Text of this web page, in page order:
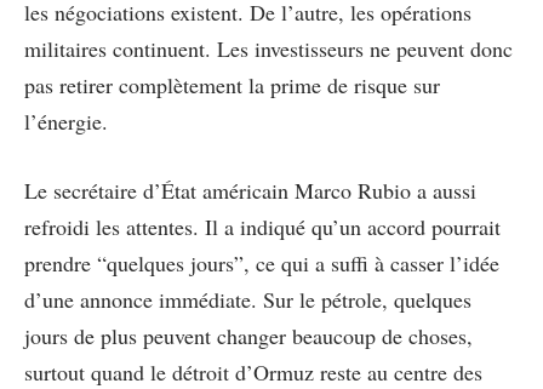
les négociations existent. De l’autre, les opérations
militaires continuent. Les investisseurs ne peuvent donc
pas retirer complètement la prime de risque sur
l’énergie.
Le secrétaire d’État américain Marco Rubio a aussi
refroidi les attentes. Il a indiqué qu’un accord pourrait
prendre “quelques jours”, ce qui a suffi à casser l’idée
d’une annonce immédiate. Sur le pétrole, quelques
jours de plus peuvent changer beaucoup de choses,
surtout quand le détroit d’Ormuz reste au centre des